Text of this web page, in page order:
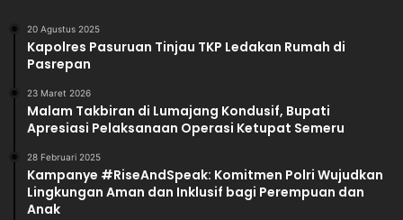
20 Agustus 2025
Kapolres Pasuruan Tinjau TKP Ledakan Rumah di
Pasrepan
23 Maret 2026
Malam Takbiran di Lumajang Kondusif, Bupati
Apresiasi Pelaksanaan Operasi Ketupat Semeru
28 Februari 2025
Kampanye #RiseAndSpeak: Komitmen Polri Wujudkan
Lingkungan Aman dan Inklusif bagi Perempuan dan
Anak